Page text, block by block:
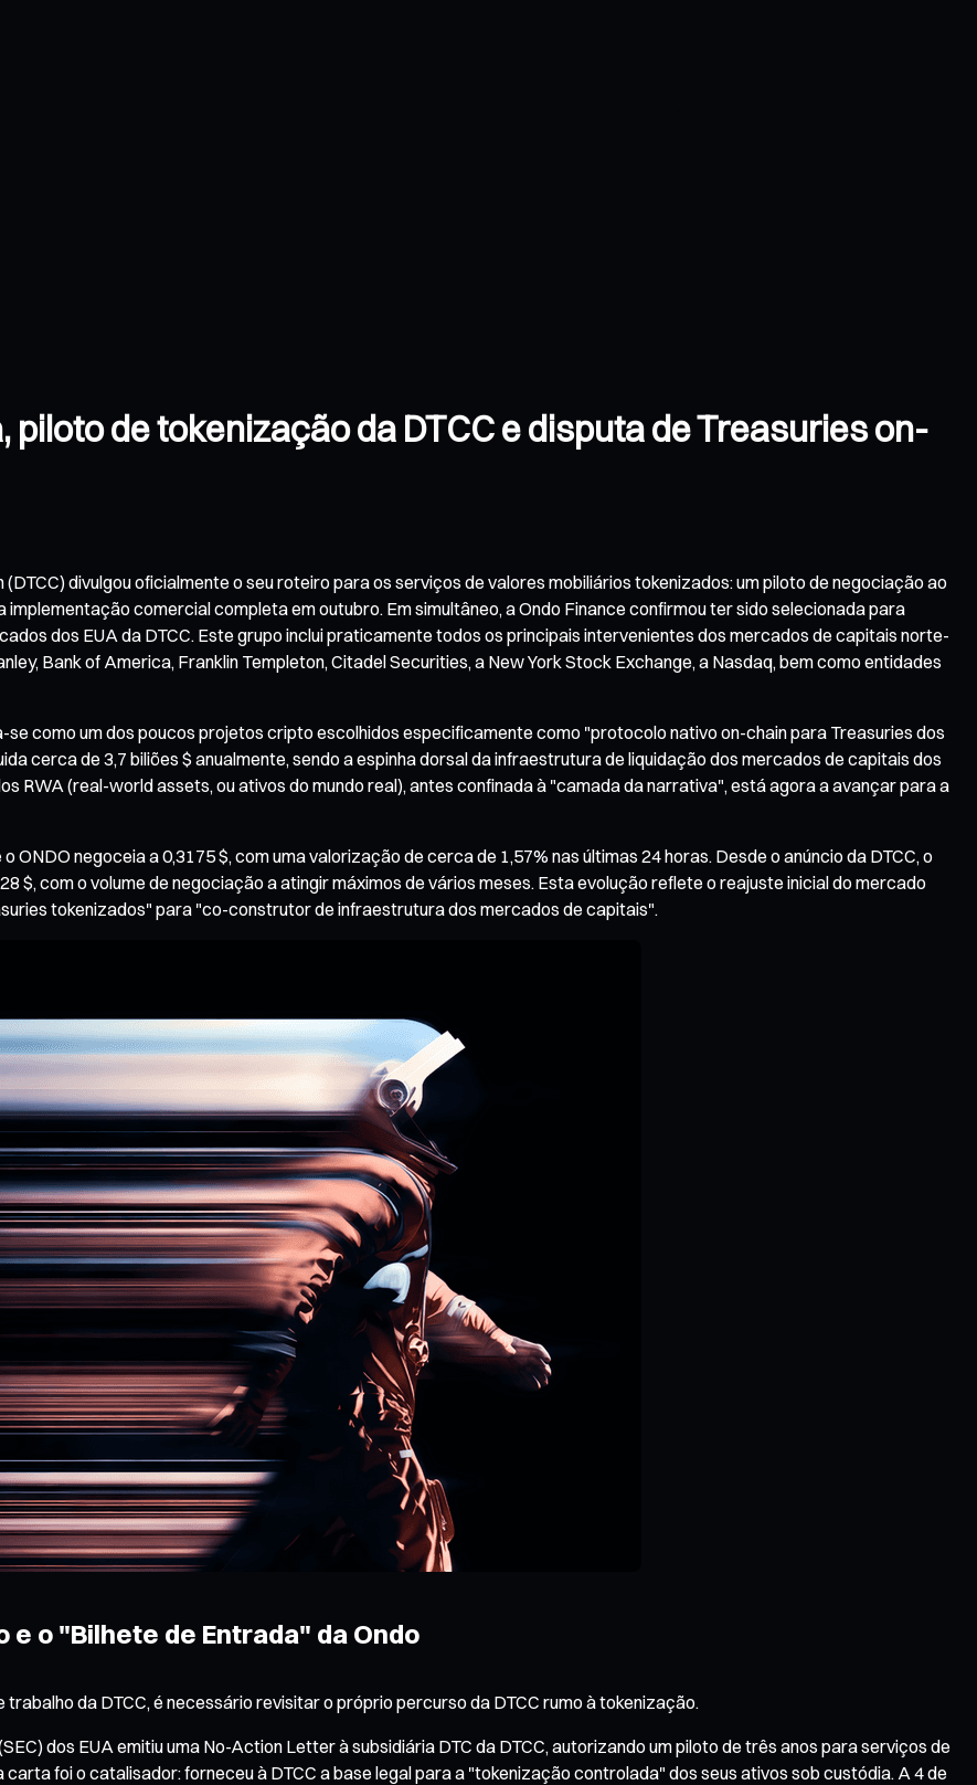
de tokenização da DTCC e disputa de Treasuries on-
divulgou oficialmente o seu roteiro para os serviços de valores mobiliários tokenizados: um piloto de negociação ao
implementação comercial completa em outubro. Em simultâneo, a Ondo Finance confirmou ter sido selecionada para
dos EUA da DTCC. Este grupo inclui praticamente todos os principais intervenientes dos mercados de capitais norte-
Bank of America, Franklin Templeton, Citadel Securities, a New York Stock Exchange, a Nasdaq, bem como entidades
como um dos poucos projetos cripto escolhidos especificamente como "protocolo nativo on-chain para Treasuries dos
cerca de 3,7 biliões $ anualmente, sendo a espinha dorsal da infraestrutura de liquidação dos mercados de capitais dos
RWA (real-world assets, ou ativos do mundo real), antes confinada à "camada da narrativa", está agora a avançar para a
ONDO negoceia a 0,3175 $, com uma valorização de cerca de 1,57% nas últimas 24 horas. Desde o anúncio da DTCC, o
$, com o volume de negociação a atingir máximos de vários meses. Esta evolução reflete o reajuste inicial do mercado
tokenizados" para "co-construtor de infraestrutura dos mercados de capitais".
e o "Bilhete de Entrada" da Ondo
da DTCC, é necessário revisitar o próprio percurso da DTCC rumo à tokenização.
dos EUA emitiu uma No-Action Letter à subsidiária DTC da DTCC, autorizando um piloto de três anos para serviços de
foi o catalisador: forneceu à DTCC a base legal para a "tokenização controlada" dos seus ativos sob custódia. A 4 de